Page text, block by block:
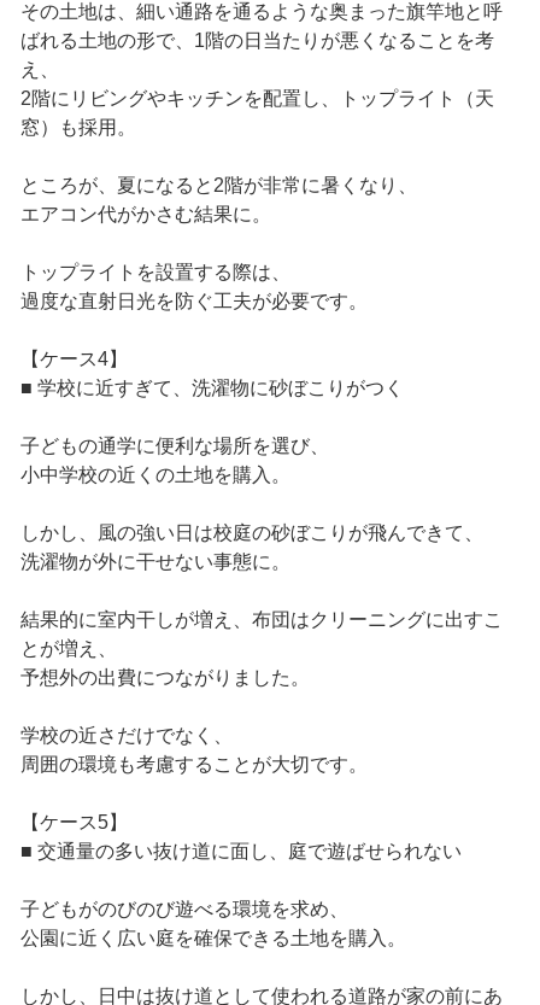
その土地は、細い通路を通るような奥まった旗竿地と呼
ばれる土地の形で、1階の日当たりが悪くなることを考
え、
2階にリビングやキッチンを配置し、トップライト（天
窓）も採用。
ところが、夏になると2階が非常に暑くなり、
エアコン代がかさむ結果に。
トップライトを設置する際は、
過度な直射日光を防ぐ工夫が必要です。
【ケース4】
■ 学校に近すぎて、洗濯物に砂ぼこりがつく
子どもの通学に便利な場所を選び、
小中学校の近くの土地を購入。
しかし、風の強い日は校庭の砂ぼこりが飛んできて、
洗濯物が外に干せない事態に。
結果的に室内干しが増え、布団はクリーニングに出すこ
とが増え、
予想外の出費につながりました。
学校の近さだけでなく、
周囲の環境も考慮することが大切です。
【ケース5】
■ 交通量の多い抜け道に面し、庭で遊ばせられない
子どもがのびのび遊べる環境を求め、
公園に近く広い庭を確保できる土地を購入。
しかし、日中は抜け道として使われる道路が家の前にあ